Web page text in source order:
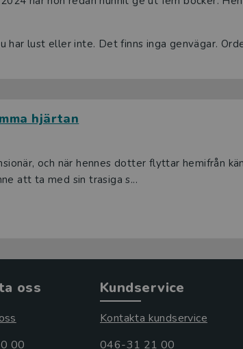
har lust eller inte. Det finns inga genvägar.
hjärtan
och när hennes dotter flyttar hemifrån
att ta med sin trasiga s...
oss
00
Kundservice
Kontakta kundservice
046-31 21 00